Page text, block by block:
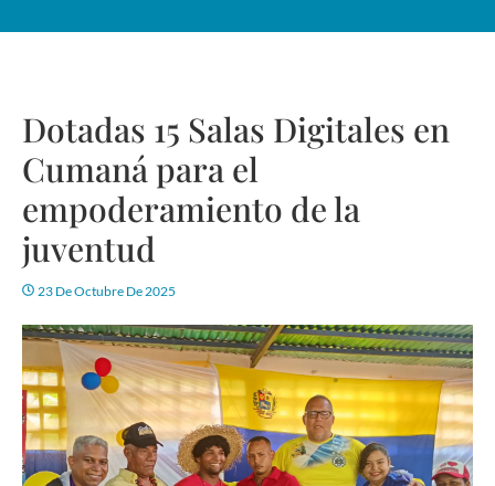
Dotadas 15 Salas Digitales en
Cumaná para el
empoderamiento de la
juventud
23 De Octubre De 2025